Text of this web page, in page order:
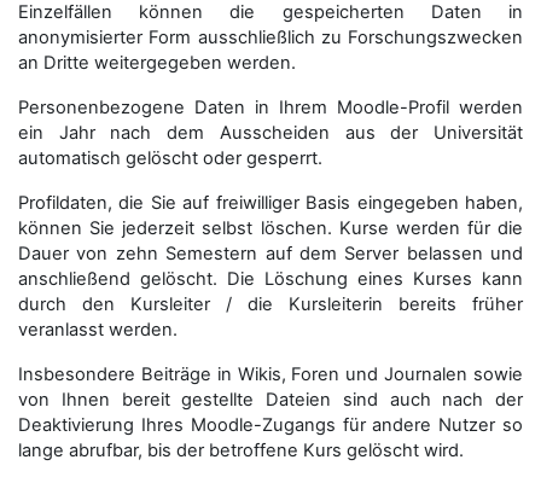
Einzelfällen können die gespeicherten Daten in
anonymisierter Form aus­schließ­lich zu Forschungszwecken
an Dritte weitergegeben werden.
Personenbezogene Daten in Ihrem Moodle-Profil werden
ein Jahr nach dem Ausscheiden aus der Universität
automatisch gelöscht oder gesperrt.
Profildaten, die Sie auf freiwilliger Basis eingegeben haben,
können Sie jederzeit selbst löschen. Kurse werden für die
Dauer von zehn Semestern auf dem Server belassen und
anschließend gelöscht. Die Löschung eines Kurses kann
durch den Kursleiter / die Kursleiterin bereits früher
veranlasst werden.
Insbesondere Beiträge in Wikis, Foren und Journalen sowie
von Ihnen bereit gestellte Dateien sind auch nach der
Deaktivierung Ihres Moodle-Zugangs für andere Nutzer so
lange abrufbar, bis der betroffene Kurs gelöscht wird.